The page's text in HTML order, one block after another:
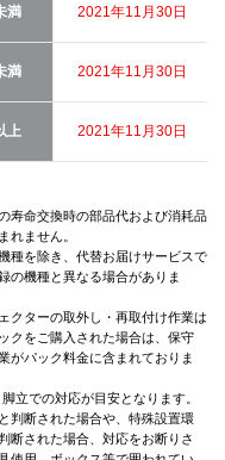
満 2021年11月30日
満 2021年11月30日
上 2021年11月30日
寿命交換時の部品代および消耗品
れません。
種を除き、代替お届けサービスで
の機種と異なる場合がありま
クターの取外し・再取付け作業は
クをご購入された場合は、保守
がパック料金に含まれておりま
立での対応が目安となります。
判断された場合や、特殊設置環
断された場合、対応をお断りさ